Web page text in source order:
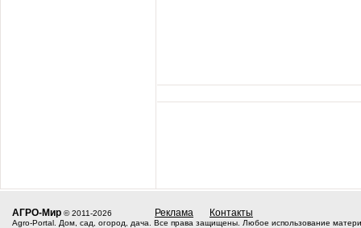
АГРО-Мир © 2011-2026 Реклама Контакты
Agro-Portal. Дом, сад, огород, дача. Все права защищены. Любое использование